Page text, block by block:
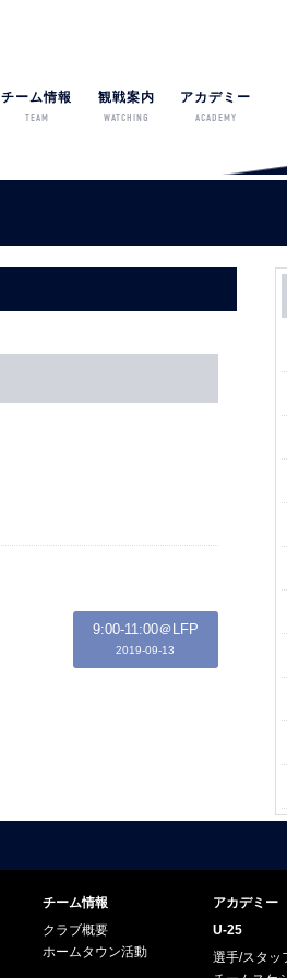
チーム情報
TEAM
観戦案内
WATCHING
アカデミー
ACADEMY
9:00-11:00＠LFP
2019-09-13
チーム情報
クラブ概要
ホームタウン活動
アカデミー
U-25
選手/スタッ